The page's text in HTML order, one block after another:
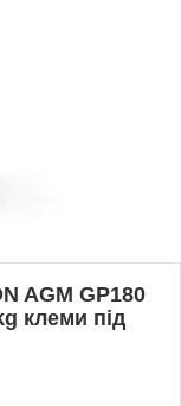
AGM GP180
клеми під